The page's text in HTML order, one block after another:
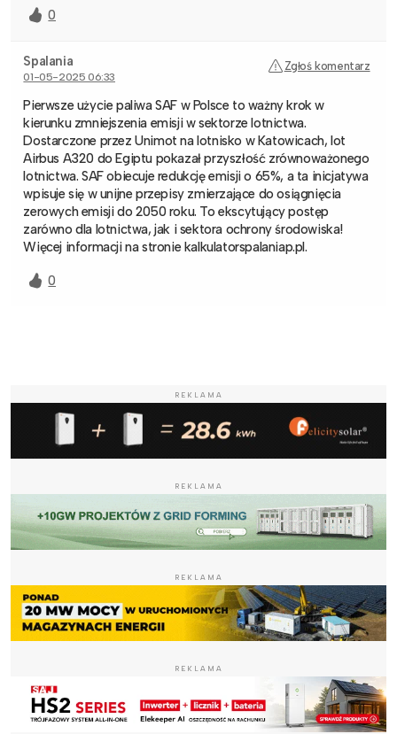
0
Spalania
01-05-2025 06:33
Zgłoś komentarz
Pierwsze użycie paliwa SAF w Polsce to ważny krok w
kierunku zmniejszenia emisji w sektorze lotnictwa.
Dostarczone przez Unimot na lotnisko w Katowicach, lot
Airbus A320 do Egiptu pokazał przyszłość zrównoważonego
lotnictwa. SAF obiecuje redukcję emisji o 65%, a ta inicjatywa
wpisuje się w unijne przepisy zmierzające do osiągnięcia
zerowych emisji do 2050 roku. To ekscytujący postęp
zarówno dla lotnictwa, jak i sektora ochrony środowiska!
Więcej informacji na stronie kalkulatorspalaniap.pl.
0
REKLAMA
REKLAMA
REKLAMA
REKLAMA